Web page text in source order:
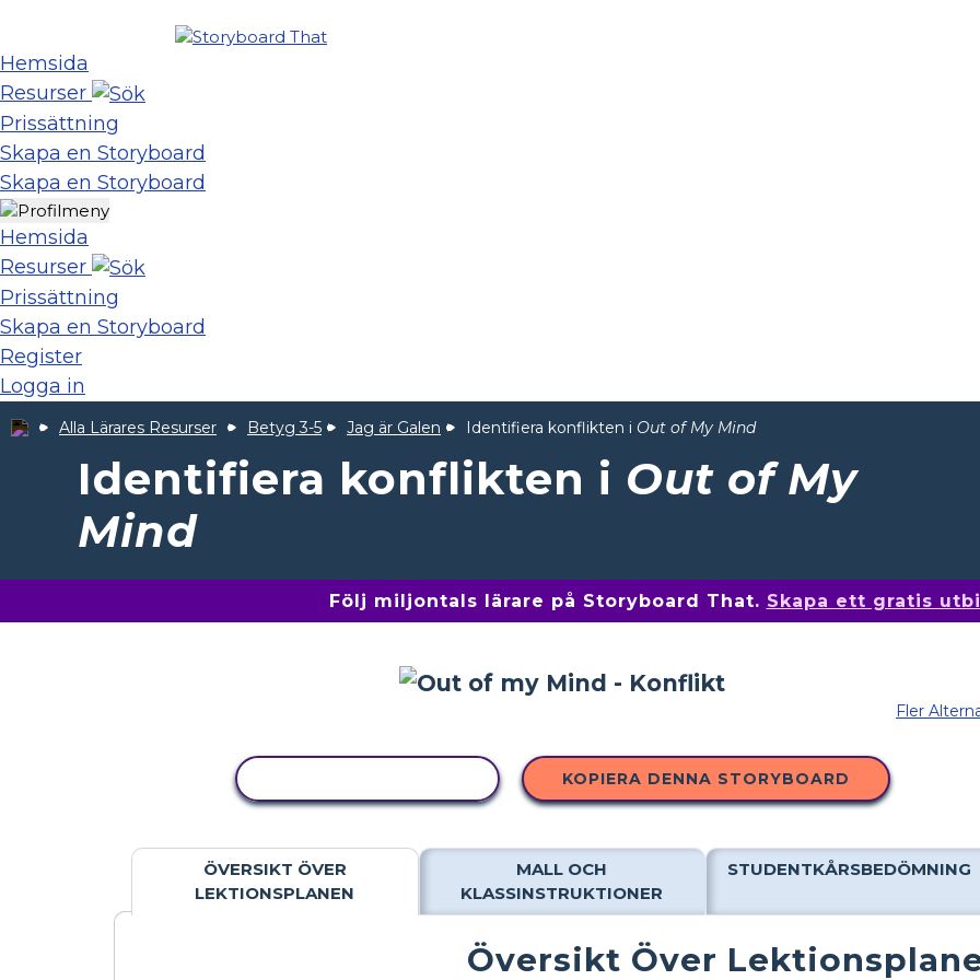
Hemsida
Resurser
Prissättning
Skapa en Storyboard
Skapa en Storyboard
Hemsida
Resurser
Prissättning
Skapa en Storyboard
Register
Logga in
Alla Lärares Resurser Betyg 3-5 Jag är Galen Identifiera konflikten i Out of My Mind
Identifiera konflikten i Out of My
Mind
Följ miljontals lärare på Storyboard That. Skapa ett gratis
Fler
KOPIERA DENNA STORYBOARD
ÖVERSIKT ÖVER
LEKTIONSPLANEN
MALL OCH
KLASSINSTRUKTIONER
STUDENTKÅRSBEDÖMNING
Översikt Över